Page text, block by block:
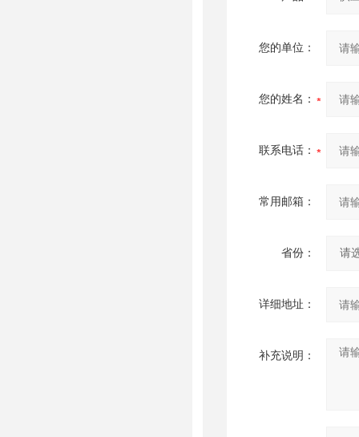
您的单位：
您的姓名：
联系电话：
常用邮箱：
省份：
详细地址：
补充说明：